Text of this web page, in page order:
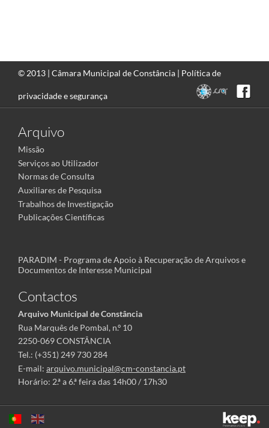
© 2013 | Câmara Municipal de Constância | Política de
privacidade e segurança
Arquivo
Missão
Serviços ao Utilizador
Normas de Consulta
Auxiliares de Pesquisa
Trabalhos de Investigação
Publicações Científicas
PARADIM - Programa de Apoio à Recuperação de Arquivos e
Documentos de Interesse Municipal
Contactos
Arquivo Municipal de Constância
Rua Marquês de Pombal, n.º 10
2250-069 CONSTÂNCIA
Tel.: (+351) 249 730 284
E-mail: arquivo.municipal@cm-constancia.pt
Horário: 2.ª a 6.ª feira das 14h00 / 17h30